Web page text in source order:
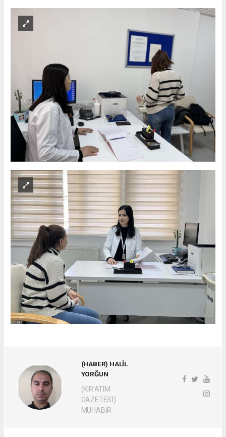
(HABER) HALİL
YORĞUN
(KIR'ATIM
GAZETESİ)
MUHABİR